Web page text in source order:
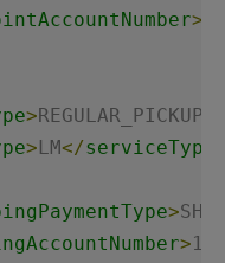
>
>REGULAR_PICKUP
>LM</serviceType
>
>